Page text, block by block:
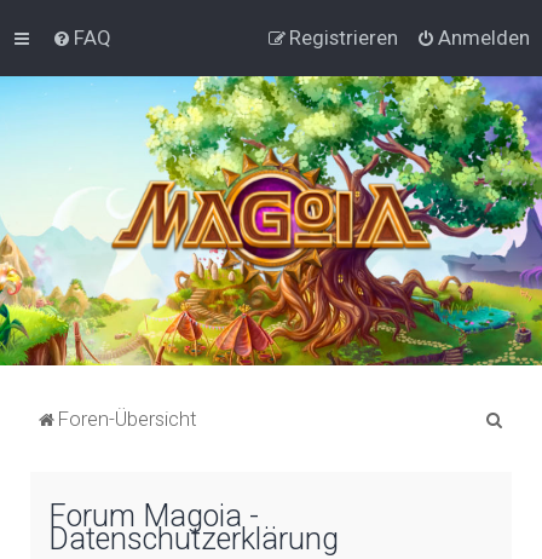
FAQ Anmelden
Registrieren
Foren-Übersicht
Forum Magoia -
Datenschutzerklärung